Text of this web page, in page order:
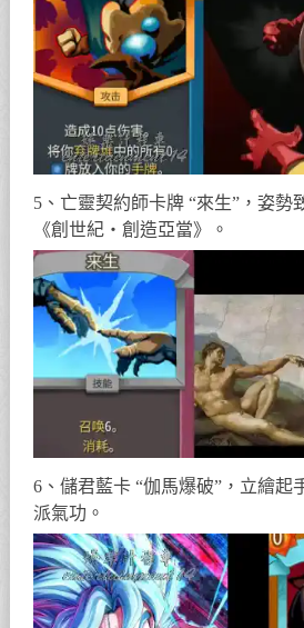
5、亡靈契約師卡牌 “來生”，姿勢
《創世紀・創造亞當》。
6、儲君藍卡 “伽馬爆破”，立繪起
派氣功。